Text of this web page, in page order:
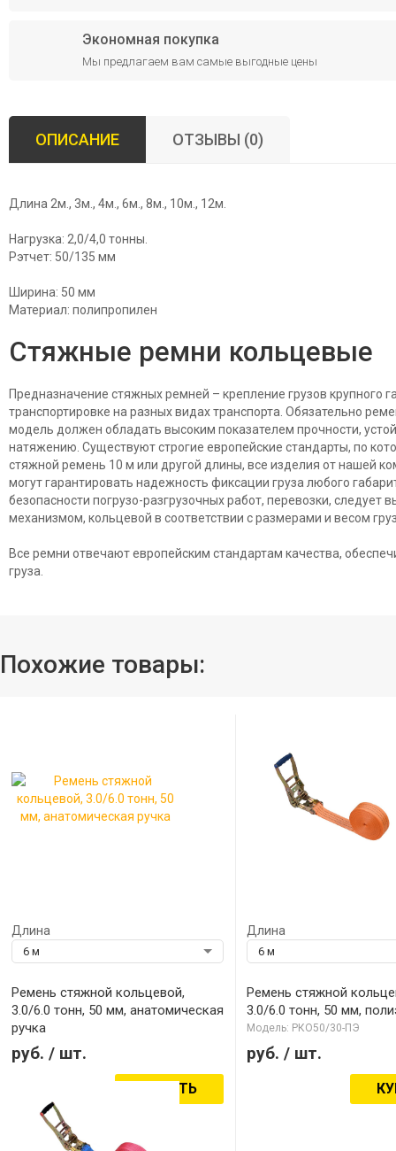
Экономная покупка
Мы предлагаем вам самые выгодные цены
ОПИСАНИЕ ОТЗЫВЫ (0)
Длина 2м., 3м., 4м., 6м., 8м., 10м., 12м.
Нагрузка: 2,0/4,0 тонны.
Рэтчет: 50/135 мм
Ширина: 50 мм
Материал: полипропилен
Стяжные ремни кольцевые
Предназначение стяжных ремней – крепление грузов крупного
транспортировке на разных видах транспорта. Обязательно
модель должен обладать высоким показателем прочности,
натяжению. Существуют строгие европейские стандарты, по
стяжной ремень 10 м или другой длины, все изделия от нашей
могут гарантировать надежность фиксации груза любого
безопасности погрузо-разгрузочных работ, перевозки,
механизмом, кольцевой в соответствии с размерами и весом
Все ремни отвечают европейским стандартам качества,
груза.
Похожие товары:
Длина
6 м
Ремень стяжной кольцевой,
3.0/6.0 тонн, 50 мм, анатомическая
ручка
Модель: РКО50А/30-ПЭ
руб. / шт.
КУПИТЬ
Длина
6 м
Ремень стяжной
3.0/6.0 тонн, 50 мм,
Модель: РКО50/30-ПЭ
руб. / шт.